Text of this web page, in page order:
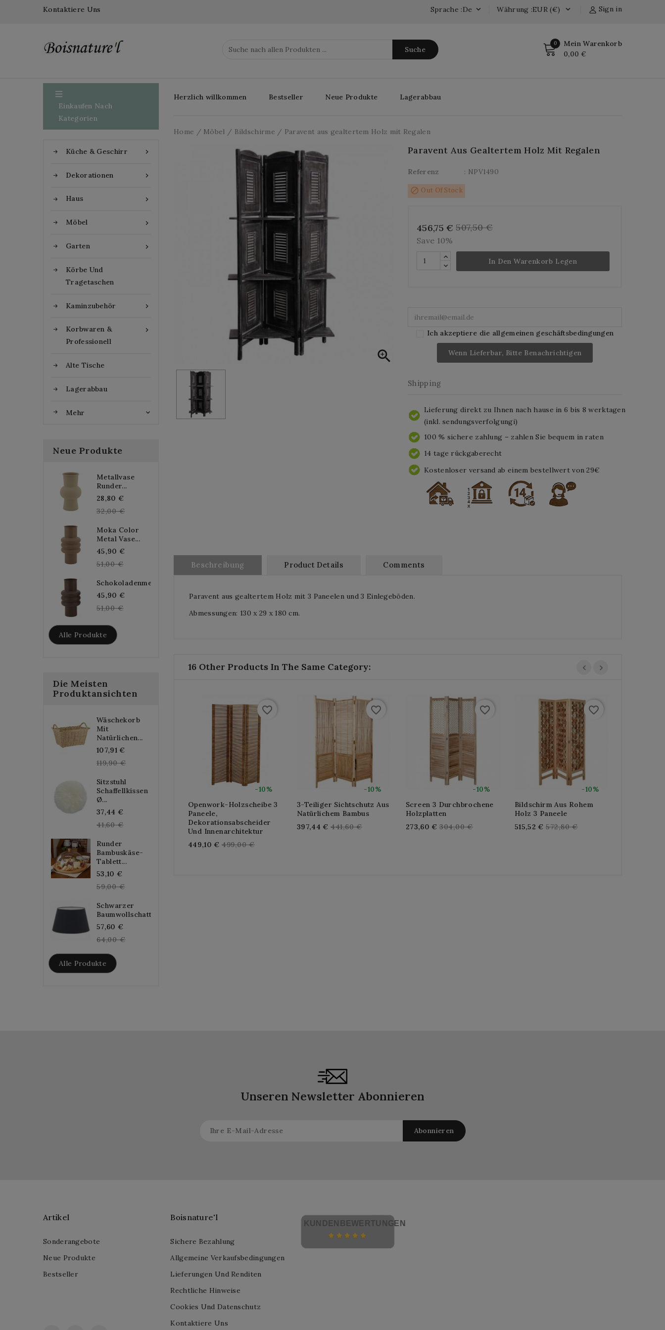
Kontaktiere Uns Sign in
Währung :EUR (€) 
Sprache :de 
Suche
0 Mein Warenkorb
0,00 €

Einkaufen Nach
Kategorien

Küche & Geschirr

Dekorationen

Haus

Möbel

Garten
Körbe Und
Tragetaschen

Kaminzubehör

Korbwaren &
Professionell
Alte Tische
Lagerabbau
Mehr 
Neue Produkte
Metallvase
Runder...
28,80 €
price
32,00 €
Moka Color
Metal Vase...
45,90 €
51,00 €
Schokoladenmetallvase...
45,90 €
51,00 €
Alle Produkte
Die Meisten
Produktansichten
Wäschekorb
Mit
Natürlichen...
107,91 €
price
119,90 €
Sitzstuhl
Schaffellkissen
Ø...
37,44 €
price
41,60 €
Runder
Bambuskäse-
Tablett...
53,10 €
price
59,00 €
Schwarzer
Baumwollschatten...
57,60 €
price
64,00 €
Alle Produkte
Herzlich willkommen Bestseller Neue Produkte Lagerabbau
Home Möbel Bildschirme Paravent aus gealtertem Holz mit Regalen

Paravent Aus Gealtertem Holz Mit Regalen
Referenz : NPV1490
block Out Of Stock
456,75 € 507,50 €
Save 10%
In Den Warenkorb Legen
Ich akzeptiere die allgemeinen geschäftsbedingungen
Wenn Lieferbar, Bitte Benachrichtigen
Shipping
Lieferung direkt zu Ihnen nach hause in 6 bis 8 werktagen
(inkl. sendungsverfolgungi)
100 % sichere zahlung – zahlen Sie bequem in raten
14 tage rückgaberecht
Kostenloser versand ab einem bestellwert von 29€
Beschreibung Product Details Comments
Paravent aus gealtertem Holz mit 3 Paneelen und 3 Einlegeböden.
Abmessungen: 130 x 29 x 180 cm.
16 Other Products In The Same Category:
-10%
favorite_border
Openwork-Holzscheibe 3
Paneele,
Dekorationsabscheider
Und Innenarchitektur
449,10 € Regular
499,00 €
-10%
favorite_border
3-Teiliger Sichtschutz Aus
Natürlichem Bambus
397,44 € Regular
441,60 €
-10%
favorite_border
Screen 3 Durchbrochene
Holzplatten
273,60 € Regular
304,00 €
-10%
favorite_border
Bildschirm Aus Rohem
Holz 3 Paneele
515,52 € Regular
572,80 €
Unseren Newsletter Abonnieren
Artikel
Sonderangebote
Neue Produkte
Bestseller
Boisnature'l
Sichere Bezahlung
Allgemeine Verkaufsbedingungen
Lieferungen Und Renditen
Rechtliche Hinweise
Cookies Und Datenschutz
Kontaktiere Uns
KUNDENBEWERTUNGEN